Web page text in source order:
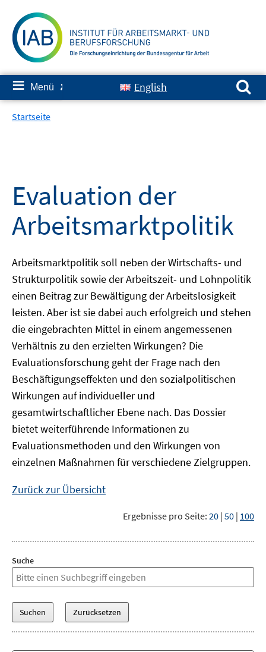
zum
Inhalt
≡ Menü ✘ English
Suchen nach:
Startseite
Evaluation der
Arbeitsmarktpolitik
Arbeitsmarktpolitik soll neben der Wirtschafts- und
Strukturpolitik sowie der Arbeitszeit- und Lohnpolitik
einen Beitrag zur Bewältigung der Arbeitslosigkeit
leisten. Aber ist sie dabei auch erfolgreich und stehen
die eingebrachten Mittel in einem angemessenen
Verhältnis zu den erzielten Wirkungen? Die
Evaluationsforschung geht der Frage nach den
Beschäftigungseffekten und den sozialpolitischen
Wirkungen auf individueller und
gesamtwirtschaftlicher Ebene nach. Das Dossier
bietet weiterführende Informationen zu
Evaluationsmethoden und den Wirkungen von
einzelnen Maßnahmen für verschiedene Zielgruppen.
Zurück zur Übersicht
Ergebnisse pro Seite: 20 | 50 | 100
Suche